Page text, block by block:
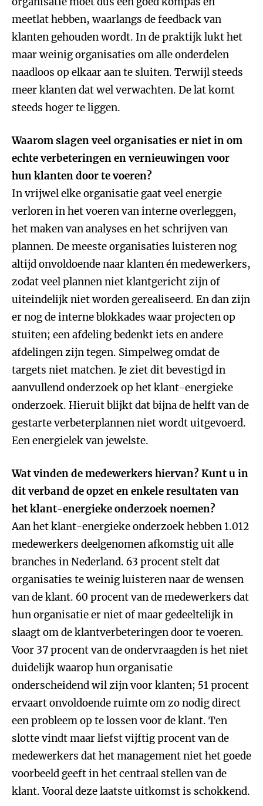
meetlat hebben, waarlangs de feedback van
klanten gehouden wordt. In de praktijk lukt het
maar weinig organisaties om alle onderdelen
naadloos op elkaar aan te sluiten. Terwijl steeds
meer klanten dat wel verwachten. De lat komt
steeds hoger te liggen.
Waarom slagen veel organisaties er niet in om
echte verbeteringen en vernieuwingen voor
hun klanten door te voeren?
In vrijwel elke organisatie gaat veel energie
verloren in het voeren van interne overleggen,
het maken van analyses en het schrijven van
plannen. De meeste organisaties luisteren nog
altijd onvoldoende naar klanten én medewerkers,
zodat veel plannen niet klantgericht zijn of
uiteindelijk niet worden gerealiseerd. En dan zijn
er nog de interne blokkades waar projecten op
stuiten; een afdeling bedenkt iets en andere
afdelingen zijn tegen. Simpelweg omdat de
targets niet matchen. Je ziet dit bevestigd in
aanvullend onderzoek op het klant-energieke
onderzoek. Hieruit blijkt dat bijna de helft van de
gestarte verbeterplannen niet wordt uitgevoerd.
Een energielek van jewelste.
Wat vinden de medewerkers hiervan? Kunt u in
dit verband de opzet en enkele resultaten van
het klant-energieke onderzoek noemen?
Aan het klant-energieke onderzoek hebben 1.012
medewerkers deelgenomen afkomstig uit alle
branches in Nederland. 63 procent stelt dat
organisaties te weinig luisteren naar de wensen
van de klant. 60 procent van de medewerkers dat
hun organisatie er niet of maar gedeeltelijk in
slaagt om de klantverbeteringen door te voeren.
Voor 37 procent van de ondervraagden is het niet
duidelijk waarop hun organisatie
onderscheidend wil zijn voor klanten; 51 procent
ervaart onvoldoende ruimte om zo nodig direct
een probleem op te lossen voor de klant. Ten
slotte vindt maar liefst vijftig procent van de
medewerkers dat het management niet het goede
voorbeeld geeft in het centraal stellen van de
klant. Vooral deze laatste uitkomst is schokkend.